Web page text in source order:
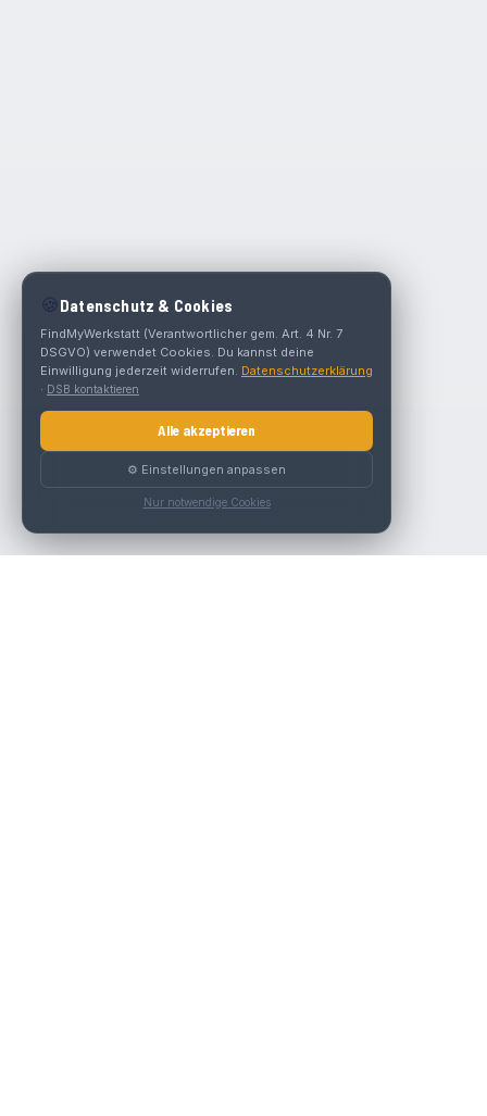
🍪 Datenschutz & Cookies
FindMyWerkstatt (Verantwortlicher gem. Art. 4 Nr. 7
DSGVO) verwendet Cookies. Du kannst deine
Einwilligung jederzeit widerrufen. Datenschutzerklärung
· DSB kontaktieren
Alle akzeptieren
⚙️ Einstellungen anpassen
Nur notwendige Cookies